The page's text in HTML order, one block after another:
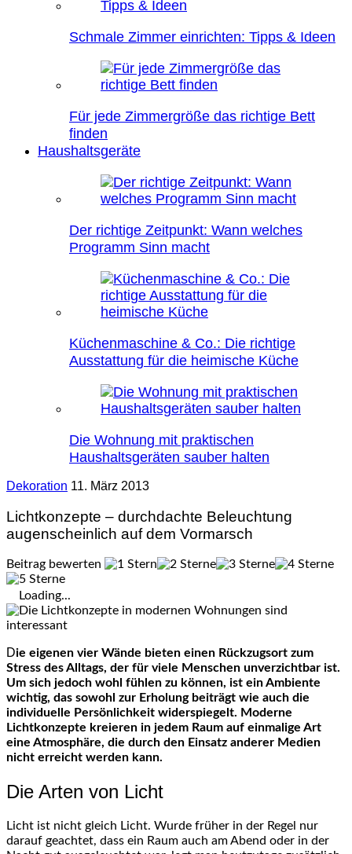
Schmale Zimmer einrichten: Tipps & Ideen
Für jede Zimmergröße das richtige Bett
finden
Haushaltsgeräte
Der richtige Zeitpunkt: Wann welches
Programm Sinn macht
Küchenmaschine & Co.: Die richtige
Ausstattung für die heimische Küche
Die Wohnung mit praktischen
Haushaltsgeräten sauber halten
Dekoration 11. März 2013
Lichtkonzepte – durchdachte Beleuchtung
augenscheinlich auf dem Vormarsch
Beitrag bewerten
Loading...
Die eigenen vier Wände bieten einen Rückzugsort zum
Stress des Alltags, der für viele Menschen unverzichtbar ist.
Um sich jedoch wohl fühlen zu können, ist ein Ambiente
wichtig, das sowohl zur Erholung beiträgt wie auch die
individuelle Persönlichkeit widerspiegelt. Moderne
Lichtkonzepte kreieren in jedem Raum auf einmalige Art
eine Atmosphäre, die durch den Einsatz anderer Medien
nicht erreicht werden kann.
Die Arten von Licht
Licht ist nicht gleich Licht. Wurde früher in der Regel nur
darauf geachtet, dass ein Raum auch am Abend oder in der